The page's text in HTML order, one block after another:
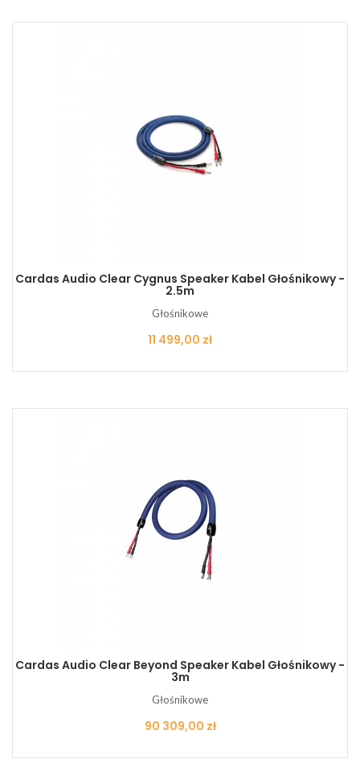
Cardas Audio Clear Cygnus Speaker Kabel Głośnikowy -
2.5m
Głośnikowe
Cena
11 499,00 zł
Cardas Audio Clear Beyond Speaker Kabel Głośnikowy -
3m
Głośnikowe
Cena
90 309,00 zł